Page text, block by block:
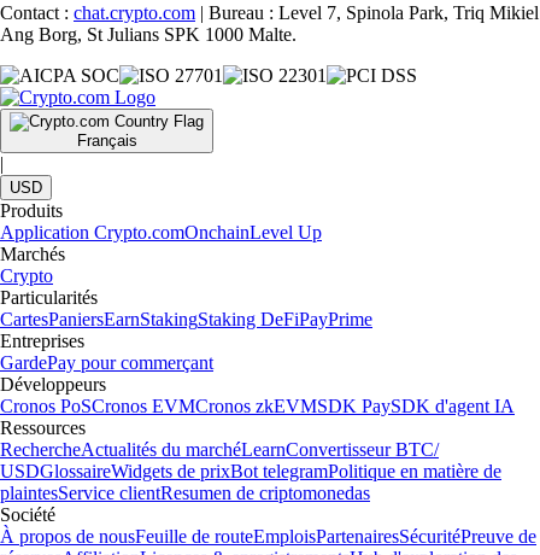
Contact : chat.crypto.com | Bureau : Level 7, Spinola Park, Triq Mikiel
Ang Borg, St Julians SPK 1000 Malte.
Français
|
USD
Produits
Application Crypto.comOnchainLevel Up
Marchés
Crypto
Particularités
CartesPaniersEarnStakingStaking DeFiPayPrime
Entreprises
GardePay pour commerçant
Développeurs
Cronos PoSCronos EVMCronos zkEVMSDK PaySDK d'agent IA
Ressources
RechercheActualités du marchéLearnConvertisseur BTC/
USDGlossaireWidgets de prixBot telegramPolitique en matière de
plaintesService clientResumen de criptomonedas
Société
À propos de nousFeuille de routeEmploisPartenairesSécuritéPreuve de